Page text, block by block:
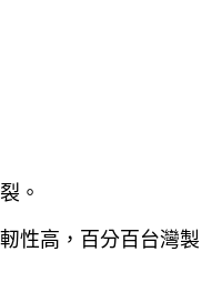
。
性高， 百分百台灣製